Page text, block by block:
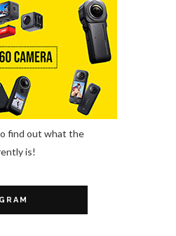
find out what the
is!